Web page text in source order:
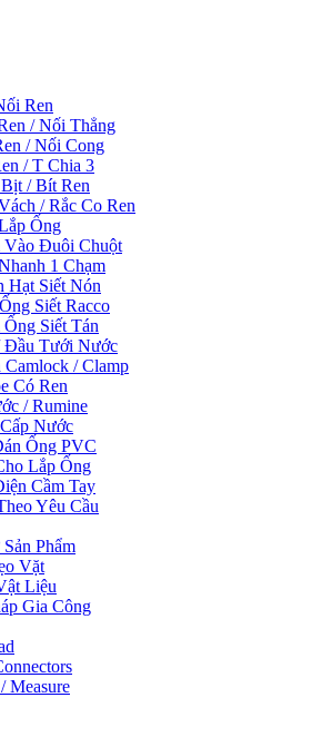
Ren
/ Nối Thẳng
/ Nối Cong
/ T Chia 3
/ Bít Ren
/ Rắc Co Ren
Ống
Vào Đuôi Chuột
1 Chạm
Hạt Siết Nón
Siết Racco
Ống Siết Tán
Đầu Tưới Nước
/ Clamp
Có Ren
/ Rumine
Nước
Ống PVC
Lắp Ống
Cầm Tay
Yêu Cầu
Phẩm
Vặt
Liệu
Gia Công
Measure